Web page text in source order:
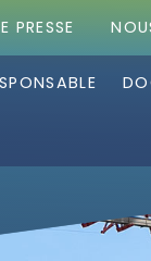
PRESSE